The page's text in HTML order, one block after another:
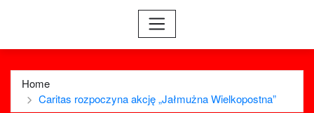
Home
Caritas rozpoczyna akcję „Jałmużna Wielkopostna”